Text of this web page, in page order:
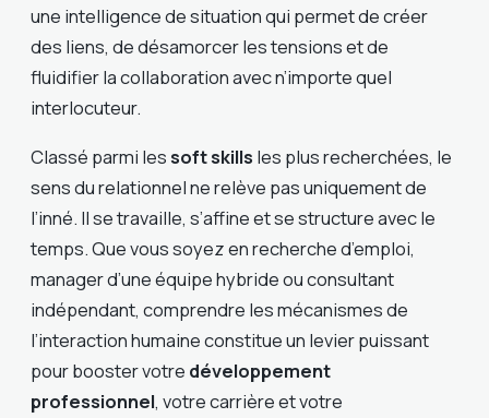
une intelligence de situation qui permet de créer
des liens, de désamorcer les tensions et de
fluidifier la collaboration avec n’importe quel
interlocuteur.
Classé parmi lessoft skills les plus recherchées, le
sens du relationnel ne relève pas uniquement de
l’inné. Il se travaille, s’affine et se structure avec le
temps. Que vous soyez en recherche d’emploi,
manager d’une équipe hybride ou consultant
indépendant, comprendre les mécanismes de
l’interaction humaine constitue un levier puissant
pour booster votre développement
professionnel, votre carrière et votre